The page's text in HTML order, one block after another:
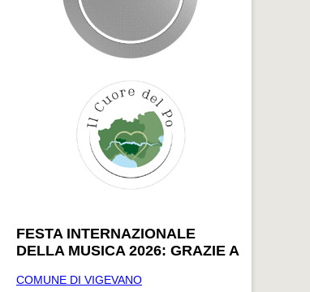
FESTA INTERNAZIONALE
DELLA MUSICA 2026: GRAZIE A
COMUNE DI VIGEVANO